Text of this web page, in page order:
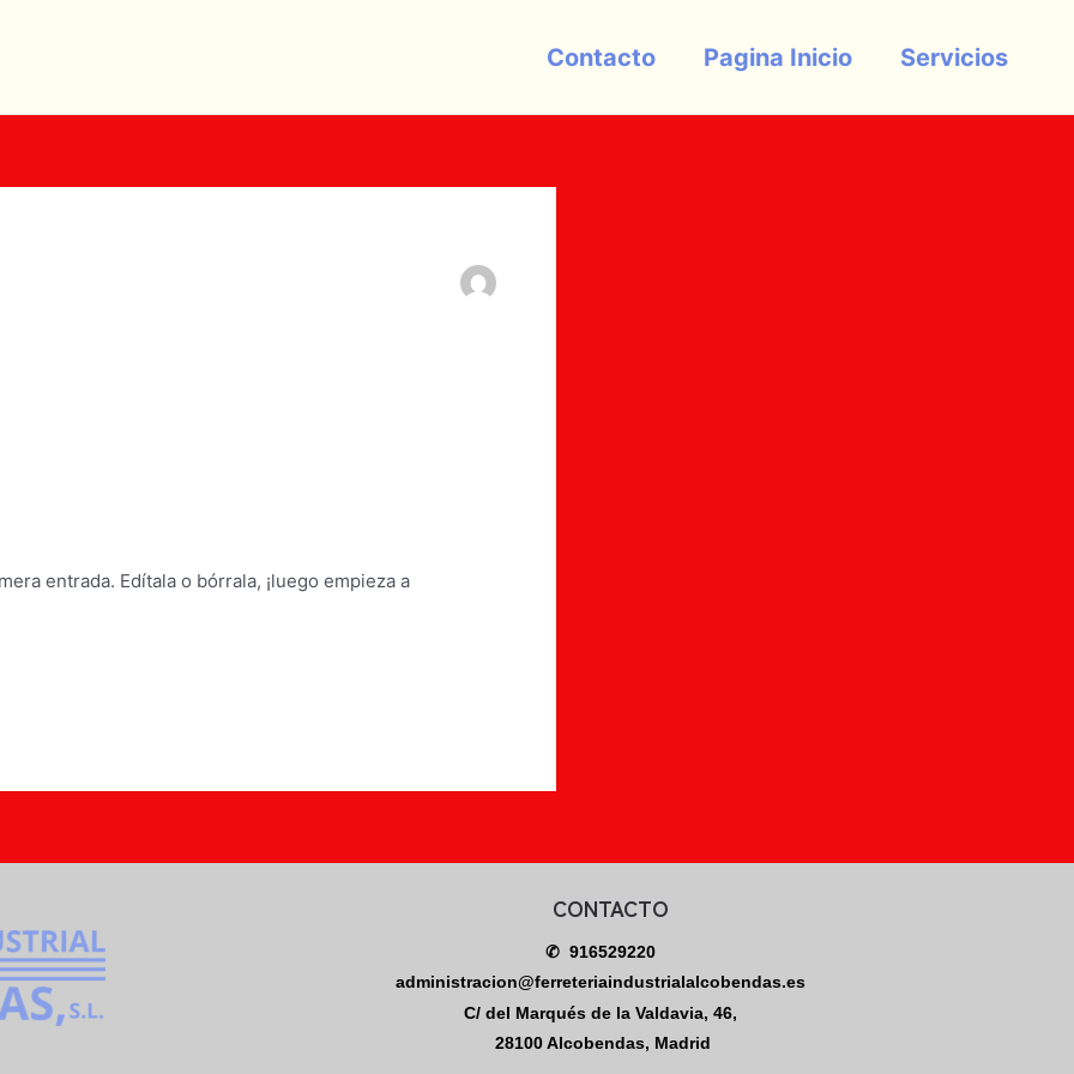
Contacto Pagina Inicio Servicios
entrada. Edítala o bórrala, ¡luego empieza a
CONTACTO
✆ 916529220
administracion@ferreteriaindustrialalcobendas.es
C/ del Marqués de la Valdavia, 46,
28100 Alcobendas, Madrid